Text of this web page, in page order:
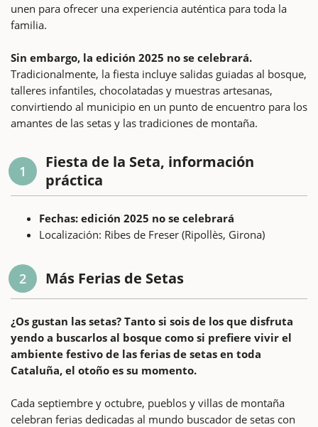
unen para ofrecer una experiencia auténtica para toda la
familia.
Sin embargo, la edición 2025 no se celebrará.
Tradicionalmente, la fiesta incluye salidas guiadas al bosque,
talleres infantiles, chocolatadas y muestras artesanas,
convirtiendo al municipio en un punto de encuentro para los
amantes de las setas y las tradiciones de montaña.
1
Fiesta de la Seta, información
práctica
Fechas: edición 2025 no se celebrará
Localización: Ribes de Freser (Ripollès, Girona)
2 Más Ferias de Setas
¿Os gustan las setas? Tanto si sois de los que disfruta
yendo a buscarlos al bosque como si prefiere vivir el
ambiente festivo de las ferias de setas en toda
Cataluña, el otoño es su momento.
Cada septiembre y octubre, pueblos y villas de montaña
celebran ferias dedicadas al mundo buscador de setas con